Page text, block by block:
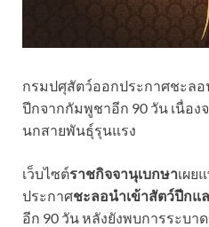
กรมปศุสัตว์ออกประกาศชะล
ปีกจากกัมพูชาอีก 90 วัน เนื่อ
นกสายพันธุ์รุนแรง
เว็บไซต์ราชกิจจานุเบกษาเผย
ประกาศชะลอนำเข้าสัตว์ปีกแ
อีก 90 วัน หลังยังพบการระบ